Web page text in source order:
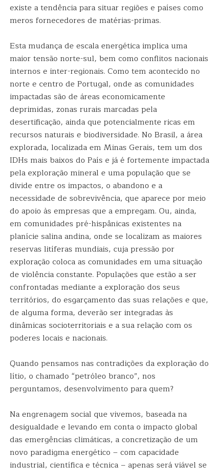
existe a tendência para situar regiões e países como
meros fornecedores de matérias-primas.
Esta mudança de escala energética implica uma
maior tensão norte-sul, bem como conflitos nacionais
internos e inter-regionais. Como tem acontecido no
norte e centro de Portugal, onde as comunidades
impactadas são de áreas economicamente
deprimidas, zonas rurais marcadas pela
desertificação, ainda que potencialmente ricas em
recursos naturais e biodiversidade. No Brasil, a área
explorada, localizada em Minas Gerais, tem um dos
IDHs mais baixos do País e já é fortemente impactada
pela exploração mineral e uma população que se
divide entre os impactos, o abandono e a
necessidade de sobrevivência, que aparece por meio
do apoio às empresas que a empregam. Ou, ainda,
em comunidades pré-hispânicas existentes na
planície salina andina, onde se localizam as maiores
reservas litíferas mundiais, cuja pressão por
exploração coloca as comunidades em uma situação
de violência constante. Populações que estão a ser
confrontadas mediante a exploração dos seus
territórios, do esgarçamento das suas relações e que,
de alguma forma, deverão ser integradas às
dinâmicas socioterritoriais e a sua relação com os
poderes locais e nacionais.
Quando pensamos nas contradições da exploração do
lítio, o chamado “petróleo branco”, nos
perguntamos, desenvolvimento para quem?
Na engrenagem social que vivemos, baseada na
desigualdade e levando em conta o impacto global
das emergências climáticas, a concretização de um
novo paradigma energético – com capacidade
industrial, científica e técnica – apenas será viável se